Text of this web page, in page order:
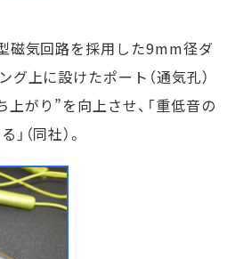
磁気回路を採用した9mm径ダ
グ上に設けたポート（通気孔）
がり”を向上させ、「重低音の
（同社）。